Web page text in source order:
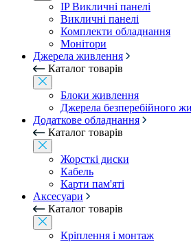
IP Викличні панелі
Викличні панелі
Комплекти обладнання
Монітори
Джерела живлення
Каталог товарів
Блоки живлення
Джерела безперебійного
Додаткове обладнання
Каталог товарів
Жорсткі диски
Кабель
Карти пам'яті
Аксесуари
Каталог товарів
Кріплення і монтаж